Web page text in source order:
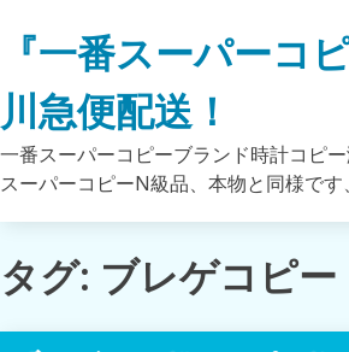
『一番スーパーコ
川急便配送！
一番スーパーコピーブランド時計コピ
スーパーコピーN級品、本物と同様で
タグ: ブレゲコピー